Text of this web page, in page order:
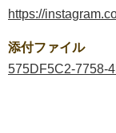
https://
添付ファイル
575DF5C2-7758-